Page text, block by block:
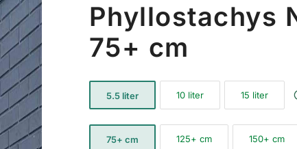
Phyllostachys
75+ cm
5.5 liter 10 liter 15 liter
75+ cm 125+ cm 150+ cm